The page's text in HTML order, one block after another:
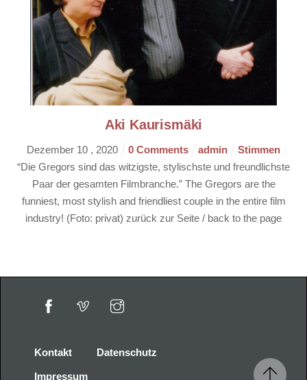
Aki Kaurismäki
Dezember 10 , 2020 0 Comments admin
Stimmen
“Die Gregors sind das witzigste, stylischste und freundlichste
Paar der gesamten Filmbranche.” The Gregors are the
funniest, most stylish and friendliest couple in the entire film
industry! (Foto: privat) zurück zur Seite / back to the page
Kontakt Datenschutz
Impressum